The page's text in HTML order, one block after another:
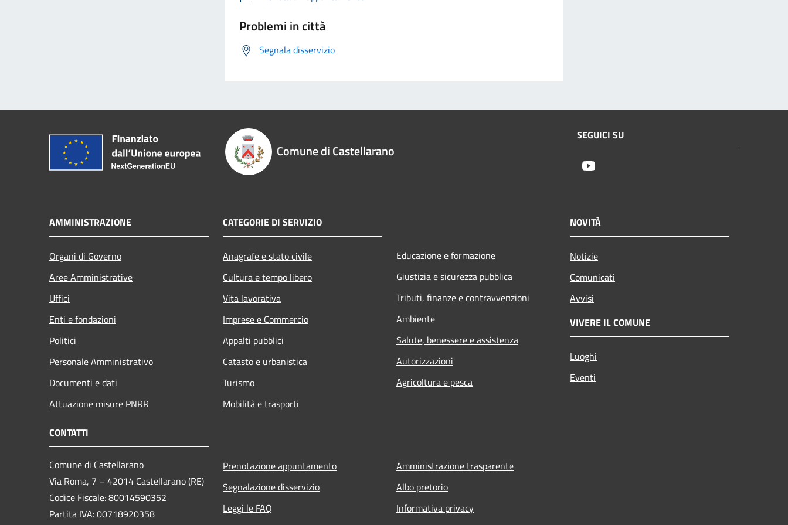
Problemi in città
Segnala disservizio
Comune di Castellarano
SEGUICI SU
AMMINISTRAZIONE
Organi di Governo
Aree Amministrative
Uffici
Enti e fondazioni
Politici
Personale Amministrativo
Documenti e dati
Attuazione misure PNRR
CATEGORIE DI SERVIZIO
Anagrafe e stato civile
Cultura e tempo libero
Vita lavorativa
Imprese e Commercio
Appalti pubblici
Catasto e urbanistica
Turismo
Mobilità e trasporti
Educazione e formazione
Giustizia e sicurezza pubblica
Tributi, finanze e contravvenzioni
Ambiente
Salute, benessere e assistenza
Autorizzazioni
Agricoltura e pesca
NOVITÀ
Notizie
Comunicati
Avvisi
VIVERE IL COMUNE
Luoghi
Eventi
CONTATTI
Comune di Castellarano
Via Roma, 7 – 42014 Castellarano (RE)
Codice Fiscale: 80014590352
Partita IVA: 00718920358
Prenotazione appuntamento
Segnalazione disservizio
Leggi le FAQ
Amministrazione trasparente
Albo pretorio
Informativa privacy